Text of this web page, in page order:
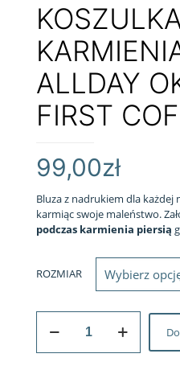
ALLDAY
FIRST
99,00zł
Bluza z nadrukiem dla każdej
karmiąc swoje maleństwo.
podczas karmienia piersią
ROZMIAR
KOSZULKA